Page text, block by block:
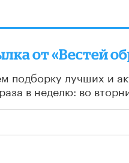
от «Вестей
подборку лучших и
в неделю: во